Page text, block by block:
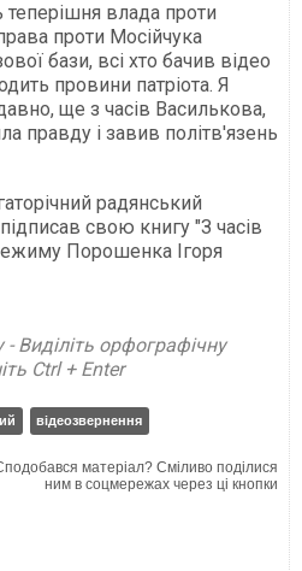
теперішня влада проти
проти Мосійчука
бази, всі хто бачив відео
провини патріота. Я
ще з часів Василькова,
правду і завив політв'язень
радянський
свою книгу "З часів
Порошенка Ігоря
Виділіть орфографічну
Ctrl + Enter
відеозвернення
матеріал? Сміливо поділися
ним в соцмережах через ці кнопки